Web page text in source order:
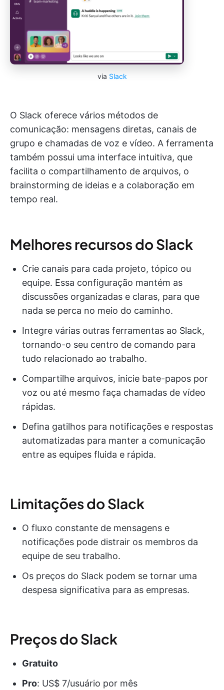
via Slack
O Slack oferece vários métodos de
comunicação: mensagens diretas, canais de
grupo e chamadas de voz e vídeo. A ferramenta
também possui uma interface intuitiva, que
facilita o compartilhamento de arquivos, o
brainstorming de ideias e a colaboração em
tempo real.
Melhores recursos do Slack
Crie canais para cada projeto, tópico ou
equipe. Essa configuração mantém as
discussões organizadas e claras, para que
nada se perca no meio do caminho.
Integre várias outras ferramentas ao Slack,
tornando-o seu centro de comando para
tudo relacionado ao trabalho.
Compartilhe arquivos, inicie bate-papos por
voz ou até mesmo faça chamadas de vídeo
rápidas.
Defina gatilhos para notificações e respostas
automatizadas para manter a comunicação
entre as equipes fluida e rápida.
Limitações do Slack
O fluxo constante de mensagens e
notificações pode distrair os membros da
equipe de seu trabalho.
Os preços do Slack podem se tornar uma
despesa significativa para as empresas.
Preços do Slack
Gratuito
Pro: US$ 7/usuário por mês